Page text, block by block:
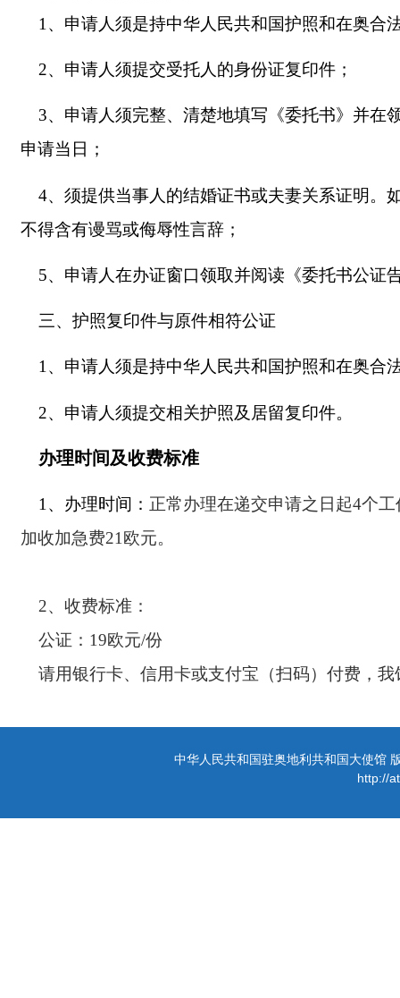
1、申请人须是持中华人民共和国护照和在奥合
2、申请人须提交受托人的身份证复印件；
3、申请人须完整、清楚地填写《委托书》并在
申请当日；
4、须提供当事人的结婚证书或夫妻关系证明。
不得含有谩骂或侮辱性言辞；
5、 申请人在办证窗口领取并阅读《委托书公证
三、护照复印件与原件相符公证
1、申请人须是持中华人民共和国护照和在奥合
2、申请人须提交相关护照及居留复印件。
办理时间及收费标准
1、 办理时间： 正常办理在递交申请之日起4个工
加收加急费21欧元。
2、 收费标准 ：
公证：19欧元/份
请用银行卡、 信用卡或支付宝（扫码）付费，
中华人民共和国驻奥地利共和国大使馆
http://